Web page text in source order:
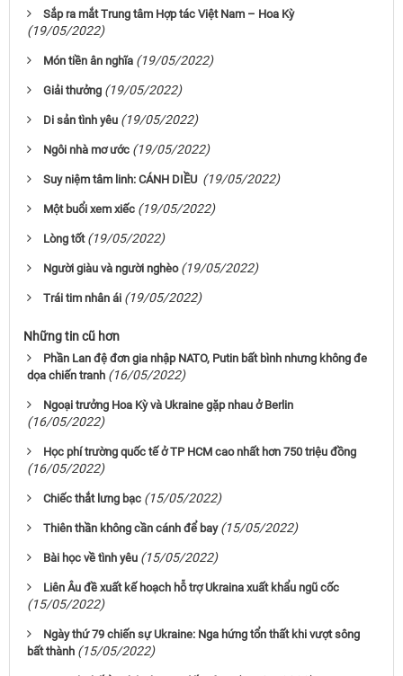
Sắp ra mắt Trung tâm Hợp tác Việt Nam – Hoa Kỳ
(19/05/2022)
Món tiền ân nghĩa (19/05/2022)
Giải thưởng (19/05/2022)
Di sản tình yêu (19/05/2022)
Ngôi nhà mơ ước (19/05/2022)
Suy niệm tâm linh: CÁNH DIỀU (19/05/2022)
Một buổi xem xiếc (19/05/2022)
Lòng tốt (19/05/2022)
Người giàu và người nghèo (19/05/2022)
Trái tim nhân ái (19/05/2022)
Những tin cũ hơn
Phần Lan đệ đơn gia nhập NATO, Putin bất bình nhưng không đe
dọa chiến tranh (16/05/2022)
Ngoại trưởng Hoa Kỳ và Ukraine gặp nhau ở Berlin
(16/05/2022)
Học phí trường quốc tế ở TP HCM cao nhất hơn 750 triệu đồng
(16/05/2022)
Chiếc thắt lưng bạc (15/05/2022)
Thiên thần không cần cánh để bay (15/05/2022)
Bài học về tình yêu (15/05/2022)
Liên Âu đề xuất kế hoạch hỗ trợ Ukraina xuất khẩu ngũ cốc
(15/05/2022)
Ngày thứ 79 chiến sự Ukraine: Nga hứng tổn thất khi vượt sông
bất thành (15/05/2022)